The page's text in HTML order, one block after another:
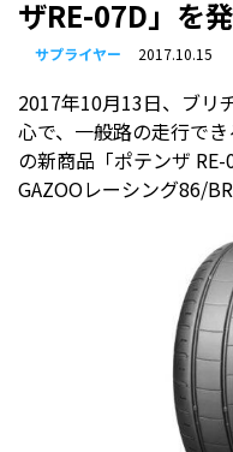
ザRE-07D」を
サプライヤー 2017.10.15
2017年10月13日、ブリ
心で、一般路の走行で
の新商品「ポテンザ
GAZOOレーシング86/